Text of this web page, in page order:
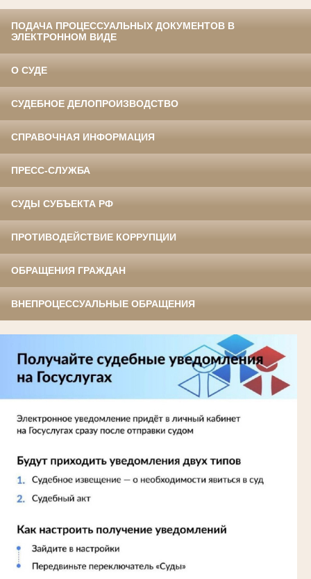
ПОДАЧА ПРОЦЕССУАЛЬНЫХ ДОКУМЕНТОВ В
ЭЛЕКТРОННОМ ВИДЕ
О СУДЕ
СУДЕБНОЕ ДЕЛОПРОИЗВОДСТВО
СПРАВОЧНАЯ ИНФОРМАЦИЯ
ПРЕСС-СЛУЖБА
СУДЫ СУБЪЕКТА РФ
ПРОТИВОДЕЙСТВИЕ КОРРУПЦИИ
ОБРАЩЕНИЯ ГРАЖДАН
ВНЕПРОЦЕССУАЛЬНЫЕ ОБРАЩЕНИЯ